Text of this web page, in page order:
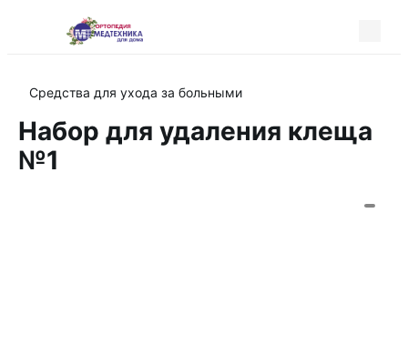
Средства для ухода за больными
Набор для удаления клеща
№1